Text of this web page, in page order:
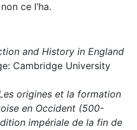
ce l’ha.
and History in England
Cambridge University
origines et la formation
en Occident (500-
impériale de la fin de